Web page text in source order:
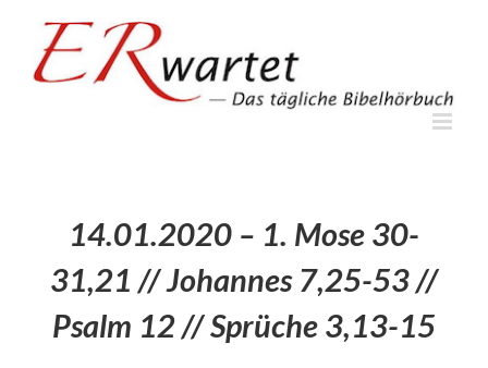
springen
14.01.2020 – 1. Mose 30-
31,21 // Johannes 7,25-53 //
Psalm 12 // Sprüche 3,13-15